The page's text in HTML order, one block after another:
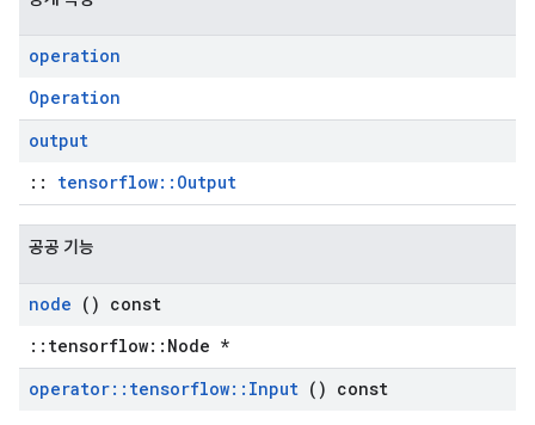
operation
Operation
output
:: tensorflow::Output
공공 기능
node () const
::tensorflow::Node *
operator:: tensorflow:: Input () const